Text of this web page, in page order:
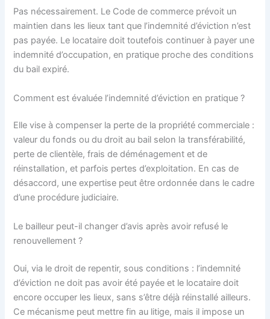
Pas nécessairement. Le Code de commerce prévoit un
maintien dans les lieux tant que l’indemnité d’éviction n’est
pas payée. Le locataire doit toutefois continuer à payer une
indemnité d’occupation, en pratique proche des conditions
du bail expiré.
Comment est évaluée l’indemnité d’éviction en pratique ?
Elle vise à compenser la perte de la propriété commerciale :
valeur du fonds ou du droit au bail selon la transférabilité,
perte de clientèle, frais de déménagement et de
réinstallation, et parfois pertes d’exploitation. En cas de
désaccord, une expertise peut être ordonnée dans le cadre
d’une procédure judiciaire.
Le bailleur peut-il changer d’avis après avoir refusé le
renouvellement ?
Oui, via le droit de repentir, sous conditions : l’indemnité
d’éviction ne doit pas avoir été payée et le locataire doit
encore occuper les lieux, sans s’être déjà réinstallé ailleurs.
Ce mécanisme peut mettre fin au litige, mais il impose un